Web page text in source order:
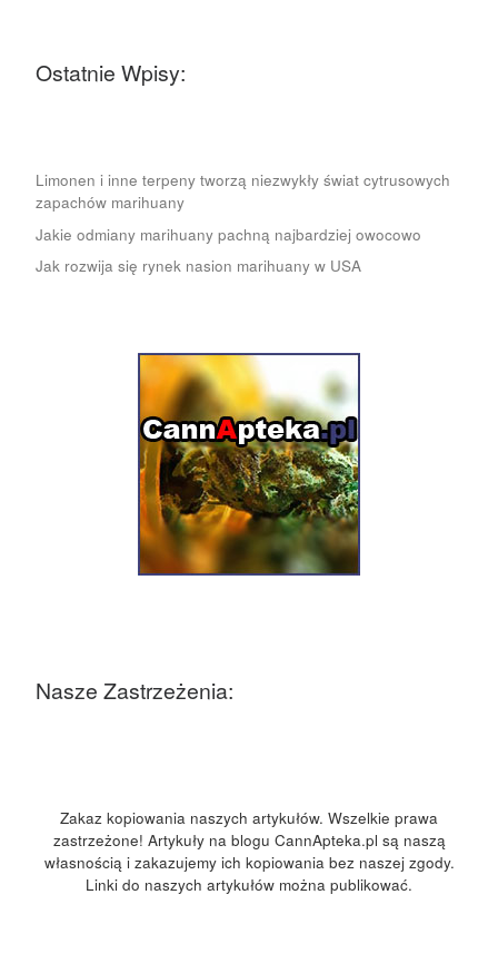
Ostatnie Wpisy:
Limonen i inne terpeny tworzą niezwykły świat cytrusowych
zapachów marihuany
Jakie odmiany marihuany pachną najbardziej owocowo
Jak rozwija się rynek nasion marihuany w USA
Nasze Zastrzeżenia:
Zakaz kopiowania naszych artykułów. Wszelkie prawa
zastrzeżone! Artykuły na blogu CannApteka.pl są naszą
własnością i zakazujemy ich kopiowania bez naszej zgody.
Linki do naszych artykułów można publikować.